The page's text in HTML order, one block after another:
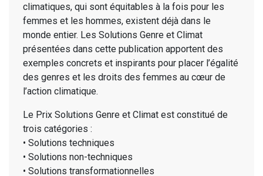
climatiques, qui sont équitables à la fois pour les
femmes et les hommes, existent déjà dans le
monde entier. Les Solutions Genre et Climat
présentées dans cette publication apportent des
exemples concrets et inspirants pour placer l’égalité
des genres et les droits des femmes au cœur de
l’action climatique.
Le Prix Solutions Genre et Climat est constitué de
trois catégories :
• Solutions techniques
• Solutions non-techniques
• Solutions transformationnelles